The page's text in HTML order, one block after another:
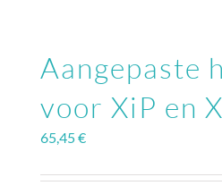
Aangepaste
voor XiP en
65,45€